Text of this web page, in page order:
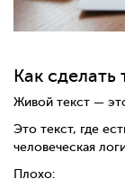
Как
Живой текст —
Это текст, где
человеческая
Плохо: